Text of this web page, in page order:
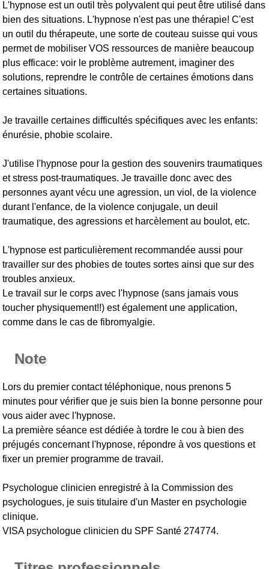
L'hypnose est un outil très polyvalent qui peut être utilisé dans
bien des situations. L'hypnose n'est pas une thérapie! C'est
un outil du thérapeute, une sorte de couteau suisse qui vous
permet de mobiliser VOS ressources de manière beaucoup
plus efficace: voir le problème autrement, imaginer des
solutions, reprendre le contrôle de certaines émotions dans
certaines situations.
Je travaille certaines difficultés spécifiques avec les enfants:
énurésie, phobie scolaire.
J'utilise l'hypnose pour la gestion des souvenirs traumatiques
et stress post-traumatiques. Je travaille donc avec des
personnes ayant vécu une agression, un viol, de la violence
durant l'enfance, de la violence conjugale, un deuil
traumatique, des agressions et harcèlement au boulot, etc.
L'hypnose est particulièrement recommandée aussi pour
travailler sur des phobies de toutes sortes ainsi que sur des
troubles anxieux.
Le travail sur le corps avec l'hypnose (sans jamais vous
toucher physiquement!!) est également une application,
comme dans le cas de fibromyalgie.
Note
Lors du premier contact téléphonique, nous prenons 5
minutes pour vérifier que je suis bien la bonne personne pour
vous aider avec l'hypnose.
La première séance est dédiée à tordre le cou à bien des
préjugés concernant l'hypnose, répondre à vos questions et
fixer un premier programme de travail.
Psychologue clinicien enregistré à la Commission des
psychologues, je suis titulaire d'un Master en psychologie
clinique.
VISA psychologue clinicien du SPF Santé 274774.